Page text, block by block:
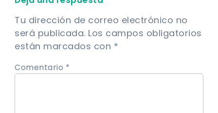
Tu dirección de correo electrónico no
será publicada. Los campos obligatorios
están marcados con *
Comentario *